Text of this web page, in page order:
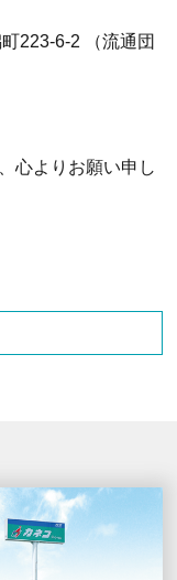
223-6-2 （流通団
心よりお願い申し